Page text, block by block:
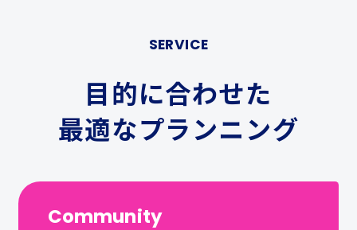
SERVICE
目的に合わせた
最適なプランニング
Community